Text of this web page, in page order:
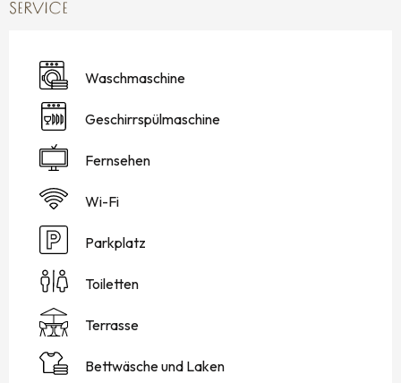
SERVICE
Waschmaschine
Geschirrspülmaschine
Fernsehen
Wi-Fi
Parkplatz
Toiletten
Terrasse
Bettwäsche und Laken